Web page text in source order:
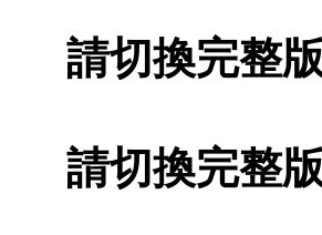
請切換完整
請切換完整